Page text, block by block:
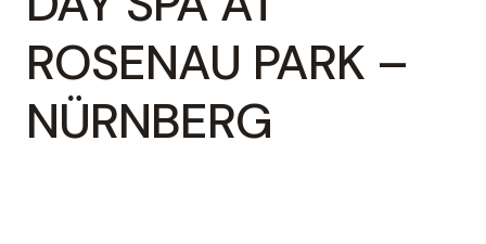
ROSENAU PARK –
NÜRNBERG